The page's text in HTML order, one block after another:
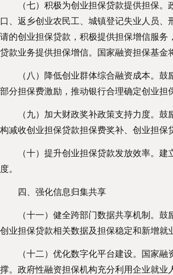
（七）积极为创业担保贷款提供担保。政
口、返乡创业农民工、城镇登记失业人员
请的创业担保贷款，积极提供担保增信服
贷款业务提供担保增信。国家融资担保基金
（八）降低创业群体综合融资成本。鼓励
部分担保费激励，推动银行合理确定创业
（九）加大财政奖补政策支持力度。鼓励
构减收创业担保贷款担保费奖补、创业担保
（十）提升创业担保贷款发放效率。建立
度。
四、强化信息归集共享
（十一）健全跨部门数据共享机制。鼓励
创业担保贷款相关数据及担保稳定和新增就
（十二）优化数字化平台建设。国家融资
撑。政府性融资担保机构充分利用企业就业